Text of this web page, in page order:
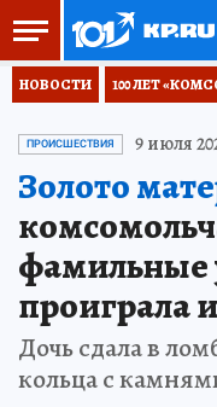
НОВОСТИ 100 ЛЕТ
ПРОИСШЕСТВИЯ 9 июля
Золото
фамильные
проиграла
Дочь сдала в
кольца с